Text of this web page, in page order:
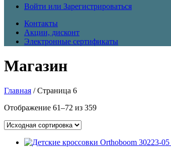
Войти или Зарегистрироваться
Контакты
Акции, дисконт
Электронные сертификаты
Магазин
Главная / Страница 6
Отображение 61–72 из 359